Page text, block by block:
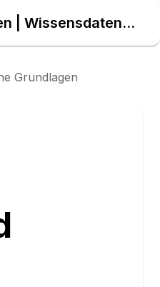
Messwerte im Energiemarkt: Verantwortlichkeiten, Prozesse und rechtliche Grundlagen | Wissensdatenbank
Grundlagen